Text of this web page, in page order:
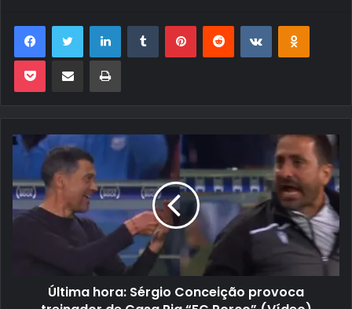
FacebookTwitter LinkedinTumblr PinterestReddit VK OK
Pocket Compartilhar via e-mail Imprimir
Última hora: Sérgio Conceição provoca